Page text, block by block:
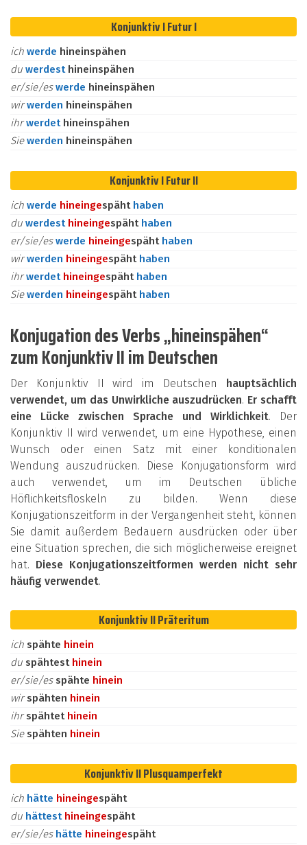
Konjunktiv I Futur I
ich werde hineinspähen
du werdest hineinspähen
er/sie/eswerde hineinspähen
wirwerden hineinspähen
ihrwerdet hineinspähen
Siewerden hineinspähen
Konjunktiv I Futur II
ich werde hineingespäht haben
du werdest hineingespäht haben
er/sie/eswerde hineingespäht haben
wirwerden hineingespäht haben
ihrwerdet hineingespäht haben
Siewerden hineingespäht haben
Konjugation des Verbs „hineinspähen“
zum Konjunktiv II im Deutschen
Der Konjunktiv II wird im Deutschen hauptsächlich
verwendet, um das Unwirkliche auszudrücken. Er schafft
eine Lücke zwischen Sprache und Wirklichkeit. Der
Konjunktiv II wird verwendet, um eine Hypothese, einen
Wunsch oder einen Satz mit einer konditionalen
Wendung auszudrücken. Diese Konjugationsform wird
auch verwendet, um im Deutschen übliche
Höflichkeitsfloskeln zu bilden. Wenn diese
Konjugationszeitform in der Vergangenheit steht, können
Sie damit außerdem Bedauern ausdrücken oder über
eine Situation sprechen, die sich möglicherweise ereignet
hat. Diese Konjugationszeitformen werden nicht sehr
häufig verwendet.
Konjunktiv II Präteritum
ich spähte hinein
du spähtest hinein
er/sie/es spähte hinein
wirspähten hinein
ihrspähtet hinein
Sie spähten hinein
Konjunktiv II Plusquamperfekt
ich hätte hineingespäht
du hättest hineingespäht
er/sie/es hätte hineingespäht